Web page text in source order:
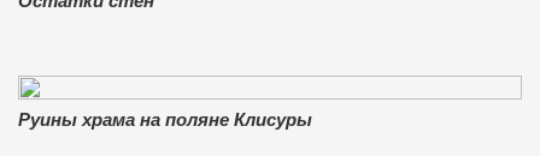
Руины храма на поляне Клисуры